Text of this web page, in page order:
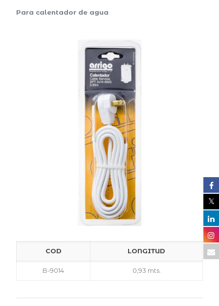
Para calentador de agua
COD LONGITUD
B-9014 0,93 mts.